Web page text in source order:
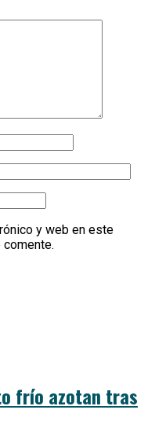
y web en este
comente.
frío azotan tras